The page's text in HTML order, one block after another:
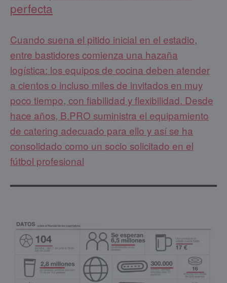
perfecta
Cuando suena el pitido inicial en el estadio,
entre bastidores comienza una hazaña
logística: los equipos de cocina deben atender
a cientos o incluso miles de invitados en muy
poco tiempo, con fiabilidad y flexibilidad. Desde
hace años, B.PRO suministra el equipamiento
de catering adecuado para ello y así se ha
consolidado como un socio solicitado en el
fútbol profesional